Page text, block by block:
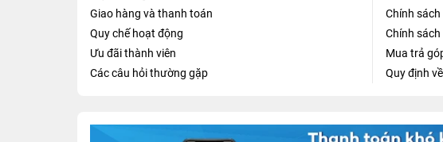
Giao hàng và thanh toán
Quy chế hoạt động
Ưu đãi thành viên
Các câu hỏi thường gặp
Chính
Chính
Mua trả
Quy định